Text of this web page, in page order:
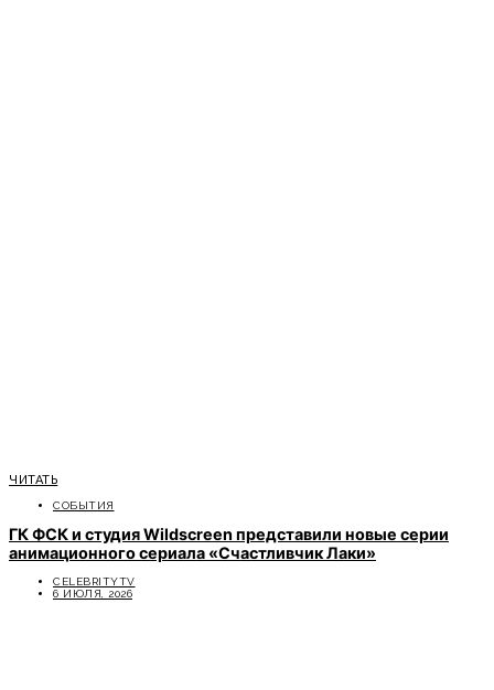
ЧИТАТЬ
СОБЫТИЯ
ГК ФСК и студия Wildscreen представили новые серии
анимационного сериала «Счастливчик Лаки»
CELEBRITYTV
6 ИЮЛЯ, 2026